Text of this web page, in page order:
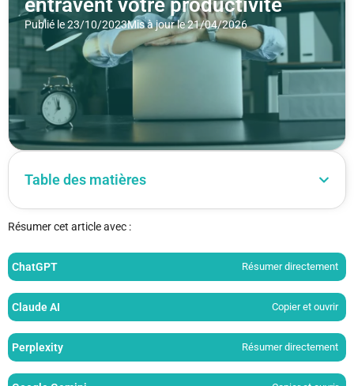
Publié le 23/10/2023Mis à jour le 21/04/2026
Table des matières
Résumer cet article avec :
ChatGPT Résumer directement
Claude AI Copier et ouvrir
Perplexity Résumer directement